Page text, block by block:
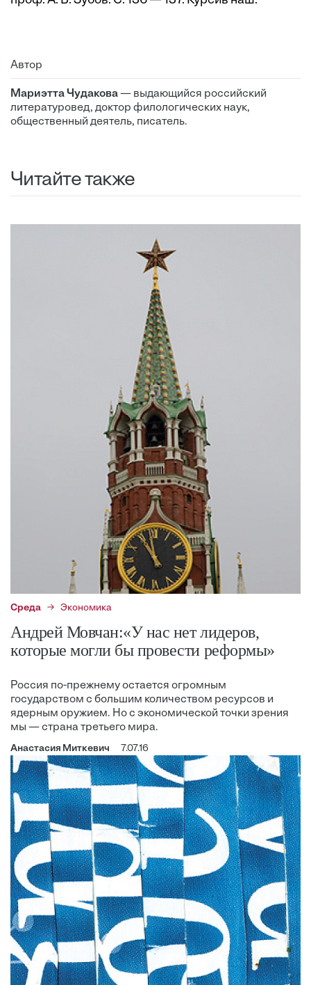
Автор
Мариэтта Чудакова— выдающийся российский
литературовед, доктор филологических наук,
общественный деятель, писатель.
Читайте также
Среда Экономика
Андрей Мовчан:«У нас нет лидеров,
которые могли бы провести реформы»
Россия по-прежнему остается огромным
государством с большим количеством ресурсов и
ядерным оружием. Но с экономической точки зрения
мы — страна третьего мира.
Анастасия Миткевич 7.07.16